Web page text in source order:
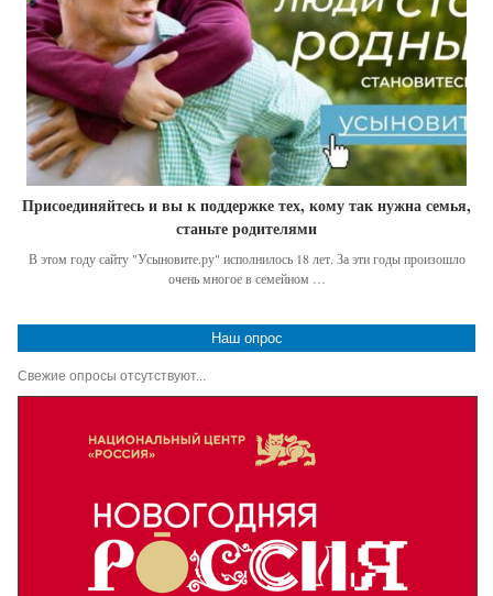
Присоединяйтесь и вы к поддержке тех, кому так нужна семья,
станьте родителями
В этом году сайту "Усыновите.ру" исполнилось 18 лет. За эти годы произошло
очень многое в семейном …
Наш опрос
Свежие опросы отсутствуют...